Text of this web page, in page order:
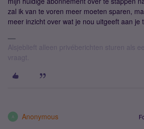
zal ik van te voren meer moeten sparen,
meer inzicht over wat je nou uitgeeft aan je
Alsjeblieft alleen privéberichten sturen als
vraagt.
A Anonymous